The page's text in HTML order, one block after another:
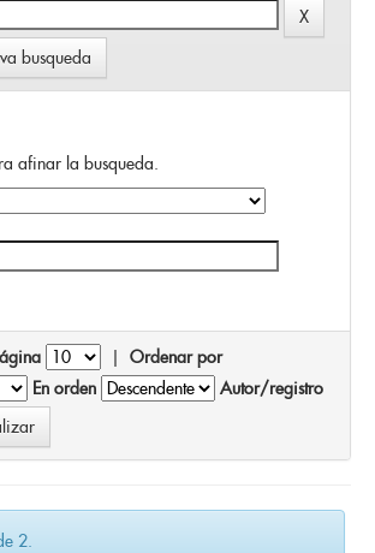
busqueda
afinar la busqueda.
| Ordenar por
En orden
Autor/registro
2.